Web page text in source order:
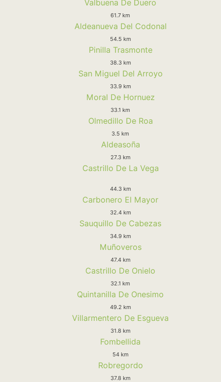
Valbuena De Duero
61.7 km
Aldeanueva Del Codonal
54.5 km
Pinilla Trasmonte
38.3 km
San Miguel Del Arroyo
33.9 km
Moral De Hornuez
33.1 km
Olmedillo De Roa
3.5 km
Aldeasoña
27.3 km
Castrillo De La Vega
44.3 km
Carbonero El Mayor
32.4 km
Sauquillo De Cabezas
34.9 km
Muñoveros
47.4 km
Castrillo De Onielo
32.1 km
Quintanilla De Onesimo
49.2 km
Villarmentero De Esgueva
31.8 km
Fombellida
54 km
Robregordo
37.8 km